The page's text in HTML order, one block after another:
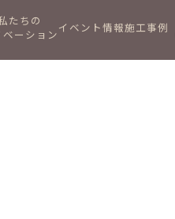
たちの
ベーションイベント情報施工事例